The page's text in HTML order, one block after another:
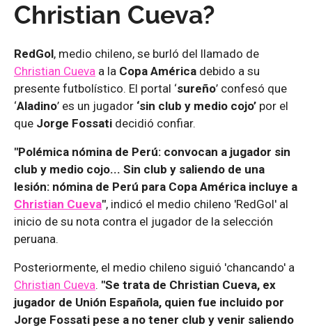
Christian Cueva?
RedGol, medio chileno, se burló del llamado de
Christian Cueva a la Copa América debido a su
presente futbolístico. El portal ‘sureño’ confesó que
‘Aladino’ es un jugador ‘sin club y medio cojo’ por el
que Jorge Fossati decidió confiar.
"Polémica nómina de Perú: convocan a jugador sin
club y medio cojo... Sin club y saliendo de una
lesión: nómina de Perú para Copa América incluye a
Christian Cueva", indicó el medio chileno 'RedGol' al
inicio de su nota contra el jugador de la selección
peruana.
Posteriormente, el medio chileno siguió 'chancando' a
Christian Cueva. "Se trata de Christian Cueva, ex
jugador de Unión Española, quien fue incluido por
Jorge Fossati pese a no tener club y venir saliendo